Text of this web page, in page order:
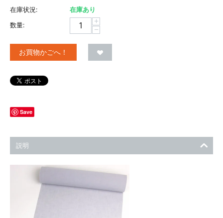
在庫状況:
在庫あり
数量:
+
−
お買物かごへ！
Save
説明